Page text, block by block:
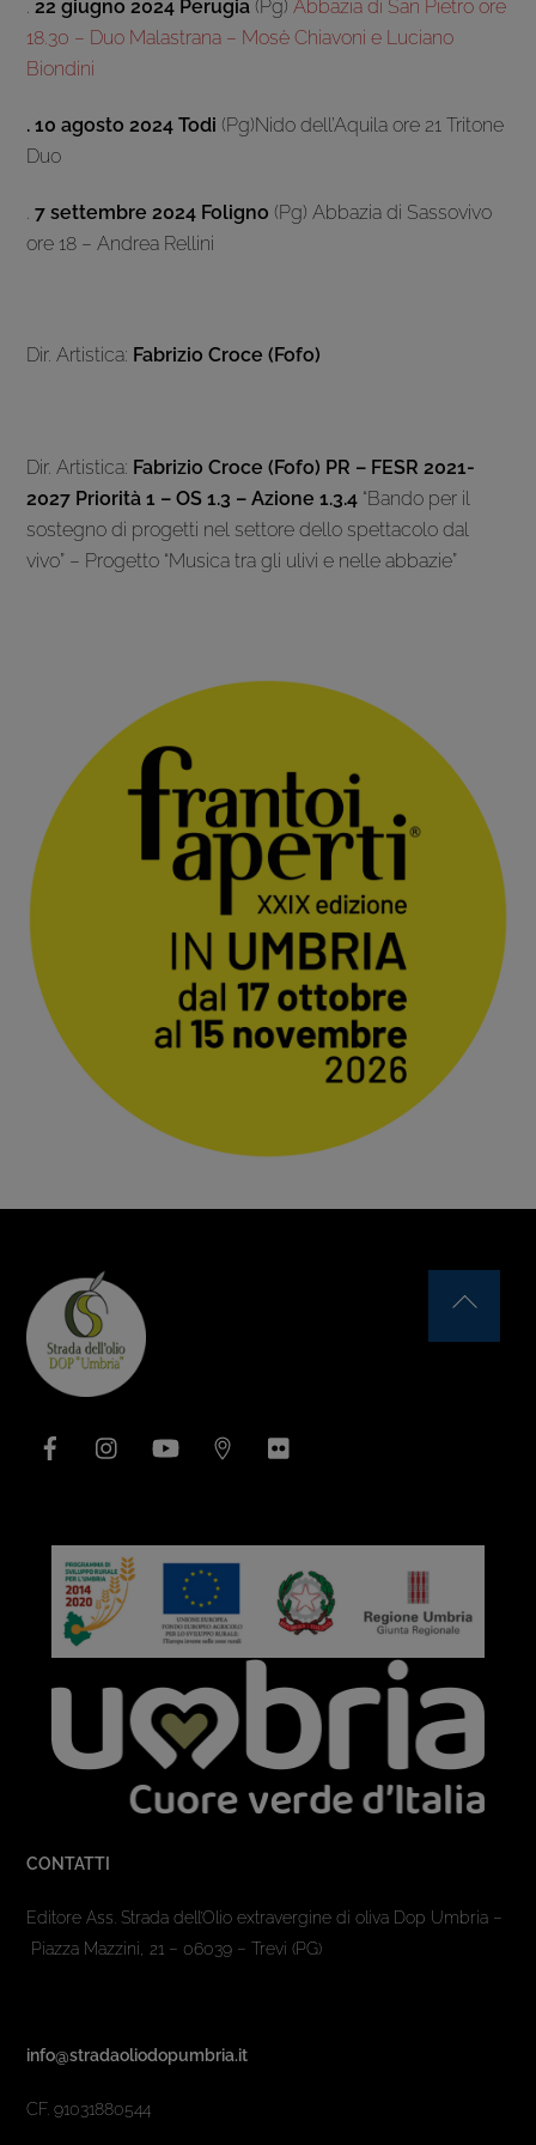
.22 giugno 2024 Perugia (Pg) Abbazia di San Pietro ore
18.30 – Duo Malastrana – Mosè Chiavoni e Luciano
Biondini
. 10 agosto 2024 Todi (Pg)Nido dell’Aquila ore 21 Tritone
Duo
.7 settembre 2024 Foligno (Pg) Abbazia di Sassovivo
ore 18 – Andrea Rellini
Dir. Artistica: Fabrizio Croce (Fofo)
Dir. Artistica: Fabrizio Croce (Fofo) PR – FESR 2021-
2027 Priorità 1 – OS 1.3 – Azione 1.3.4 “Bando per il
sostegno di progetti nel settore dello spettacolo dal
vivo” – Progetto “Musica tra gli ulivi e nelle abbazie”
YouTube
CONTATTI
Editore Ass. Strada dell’Olio extravergine di oliva Dop Umbria –
Piazza Mazzini, 21 – 06039 – Trevi (PG)
info@stradaoliodopumbria.it
CF. 91031880544